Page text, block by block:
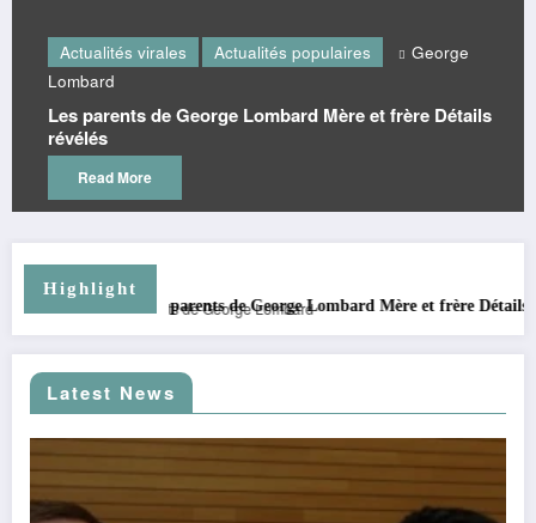
Actualités virales Actualités populaires
George
Lombard
Les parents de George Lombard Mère et frère Détails
révélés
Read More
Highlight
de George Lombard Mère et frère Détails révélés
Latest News